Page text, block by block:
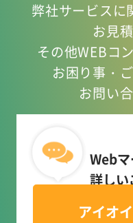
弊社サービスに
お見
その他WEBコ
お困り事 ・
お問い
Web
詳し
アイオ